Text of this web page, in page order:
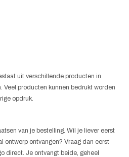
uit verschillende producten in
Veel producten kunnen bedrukt worden
opdruk.
van je bestelling. Wil je liever eerst
ontwerp ontvangen? Vraag dan eerst
direct. Je ontvangt beide, geheel